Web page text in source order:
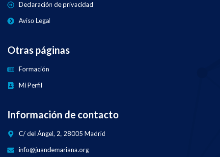
Declaración de privacidad
Aviso Legal
Otras páginas
Formación
Mi Perfil
Información de contacto
C/ del Ángel, 2, 28005 Madrid
info@juandemariana.org